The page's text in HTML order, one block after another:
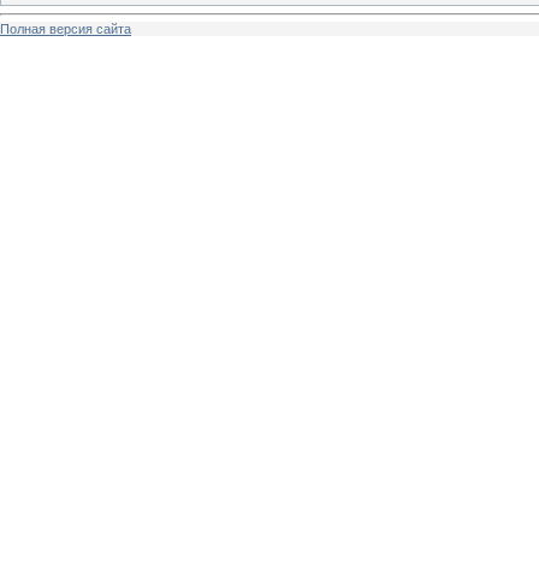
Полная версия сайта